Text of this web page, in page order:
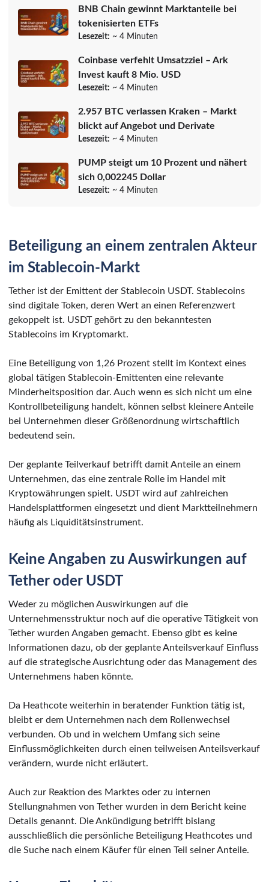
BNB Chain gewinnt Marktanteile bei
tokenisierten ETFs
Lesezeit: ~ 4 Minuten
Coinbase verfehlt Umsatzziel – Ark
Invest kauft 8 Mio. USD
Lesezeit: ~ 4 Minuten
2.957 BTC verlassen Kraken – Markt
blickt auf Angebot und Derivate
Lesezeit: ~ 4 Minuten
PUMP steigt um 10 Prozent und nähert
sich 0,002245 Dollar
Lesezeit: ~ 4 Minuten
Beteiligung an einem zentralen Akteur
im Stablecoin-Markt
Tether ist der Emittent der Stablecoin USDT. Stablecoins
sind digitale Token, deren Wert an einen Referenzwert
gekoppelt ist. USDT gehört zu den bekanntesten
Stablecoins im Kryptomarkt.
Eine Beteiligung von 1,26 Prozent stellt im Kontext eines
global tätigen Stablecoin-Emittenten eine relevante
Minderheitsposition dar. Auch wenn es sich nicht um eine
Kontrollbeteiligung handelt, können selbst kleinere Anteile
bei Unternehmen dieser Größenordnung wirtschaftlich
bedeutend sein.
Der geplante Teilverkauf betrifft damit Anteile an einem
Unternehmen, das eine zentrale Rolle im Handel mit
Kryptowährungen spielt. USDT wird auf zahlreichen
Handelsplattformen eingesetzt und dient Marktteilnehmern
häufig als Liquiditätsinstrument.
Keine Angaben zu Auswirkungen auf
Tether oder USDT
Weder zu möglichen Auswirkungen auf die
Unternehmensstruktur noch auf die operative Tätigkeit von
Tether wurden Angaben gemacht. Ebenso gibt es keine
Informationen dazu, ob der geplante Anteilsverkauf Einfluss
auf die strategische Ausrichtung oder das Management des
Unternehmens haben könnte.
Da Heathcote weiterhin in beratender Funktion tätig ist,
bleibt er dem Unternehmen nach dem Rollenwechsel
verbunden. Ob und in welchem Umfang sich seine
Einflussmöglichkeiten durch einen teilweisen Anteilsverkauf
verändern, wurde nicht erläutert.
Auch zur Reaktion des Marktes oder zu internen
Stellungnahmen von Tether wurden in dem Bericht keine
Details genannt. Die Ankündigung betrifft bislang
ausschließlich die persönliche Beteiligung Heathcotes und
die Suche nach einem Käufer für einen Teil seiner Anteile.